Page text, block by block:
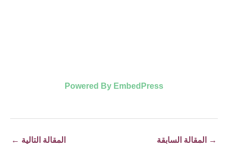
Powered By EmbedPress
→ المقالة السابقة المقالة التالية ←